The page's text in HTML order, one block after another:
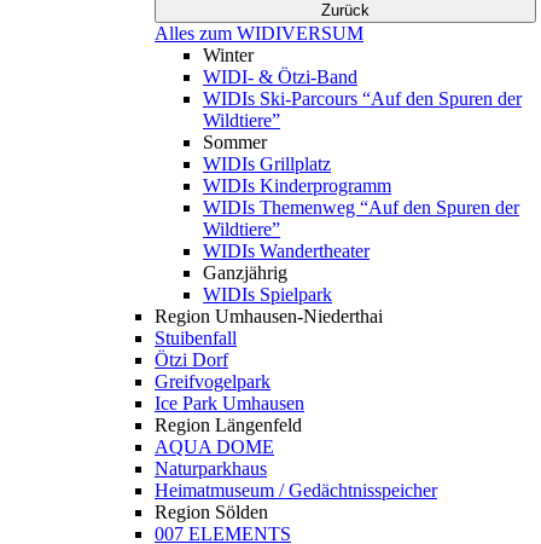
Zurück
Alles zum WIDIVERSUM
Winter
WIDI- & Ötzi-Band
WIDIs Ski-Parcours “Auf den Spuren der
Wildtiere”
Sommer
WIDIs Grillplatz
WIDIs Kinderprogramm
WIDIs Themenweg “Auf den Spuren der
Wildtiere”
WIDIs Wandertheater
Ganzjährig
WIDIs Spielpark
Region Umhausen-Niederthai
Stuibenfall
Ötzi Dorf
Greifvogelpark
Ice Park Umhausen
Region Längenfeld
AQUA DOME
Naturparkhaus
Heimatmuseum / Gedächtnisspeicher
Region Sölden
007 ELEMENTS